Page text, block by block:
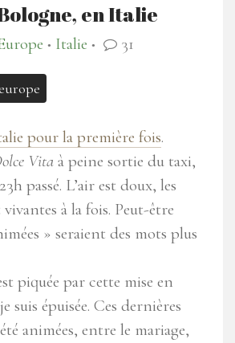
en Italie
● Italie ● 31
pour la première fois.
Vita à peine sortie du taxi,
passé. L’air est doux, les
vivantes à la fois. Peut-être
» seraient des mots plus
piquée par cette mise en
suis épuisée. Ces dernières
animées, entre le mariage,